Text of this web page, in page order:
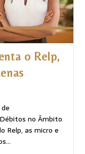
o Relp,
no Âmbito
Relp, as micro e